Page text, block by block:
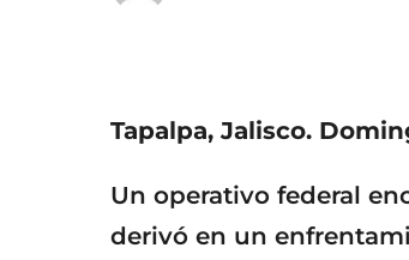
g
Tapalpa, Jalisco.
Un operativo federal
derivó en un